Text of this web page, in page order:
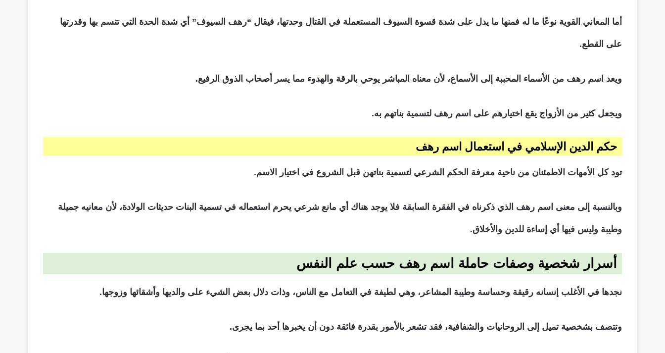
أما المعاني القوية نوعًا ما له فمنها ما يدل على شدة قسوة السيوف المستعملة في القتال وحدتها، فيقال “رهف السيوف” أي شدة الحدة التي تتسم بها وقدرتها
على القطع.
ويعد اسم رهف من الأسماء المحببة إلى الأسماع، لأن معناه المباشر يوحي بالرقة والهدوء مما يسر أصحاب الذوق الرفيع.
ويجعل كثير من الأزواج يقع اختيارهم على اسم رهف لتسمية بناتهم به.
حكم الدين الإسلامي في استعمال اسم رهف
تود كل الأمهات الاطمئنان من ناحية معرفة الحكم الشرعي لتسمية بناتهن قبل الشروع في اختيار الاسم.
وبالنسبة إلى معنى اسم رهف الذي ذكرناه في الفقرة السابقة فلا يوجد هناك أي مانع شرعي يحرم استعماله في تسمية البنات حديثات الولادة، لأن معانيه جميلة
وطيبة وليس فيها أي إساءة للدين والأخلاق.
أسرار شخصية وصفات حاملة اسم رهف حسب علم النفس
نجدها في الأغلب إنسانه رقيقة وحساسة وطيبة المشاعر، وهي لطيفة في التعامل مع الناس، وذات دلال بعض الشيء على والديها وأشقائها وزوجها.
وتتصف بشخصية تميل إلى الروحانيات والشفافية، فقد تشعر بالأمور بقدرة فائقة دون أن يخبرها أحد بما يجرى.